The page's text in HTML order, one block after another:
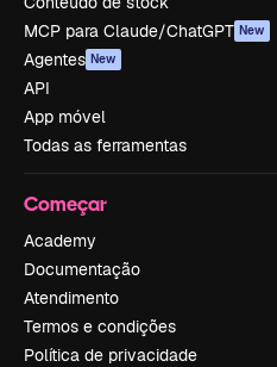
MCP para Claude/ChatGPT New
Agentes New
API
App móvel
Todas as ferramentas
Começar
Academy
Documentação
Atendimento
Termos e condições
Política de privacidade